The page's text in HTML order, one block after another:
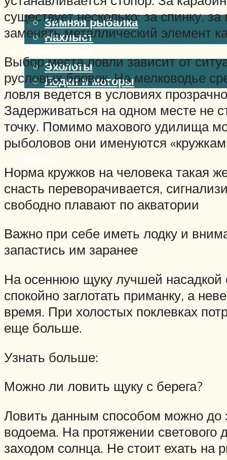
Виды ловли
Зимняя рыбалка
Нахлыст
Эхолоты
Лодки и моторы
Узлы
Рецепты
Разное
существует несколько: за спинку,
заменять металлический элемент
Выбор места ловли зависит от
русловых бровок. На мелководье
ловля ведется в условиях
Задерживаться на одном месте не
точку. Помимо махового удилища
рыболовов они именуются
Норма кружков на человека такая
снасть переворачивается,
свободно плавают по акватории
Важно при себе иметь лодку и
запастись им заранее
На осеннюю щуку лучшей насадкой
спокойно заглотать приманку, а
время. При холостых поклевках
еще больше.
Узнать больше:
Можно ли ловить щуку с берега?
Ловить данным способом можно до
водоема. На протяжении светового
заходом солнца. Не стоит ехать на